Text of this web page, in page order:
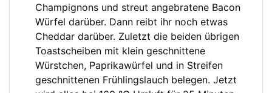
Champignons und streut angebratene Bacon
Würfel darüber. Dann reibt ihr noch etwas
Cheddar darüber. Zuletzt die beiden übrigen
Toastscheiben mit klein geschnittene
Würstchen, Paprikawürfel und in Streifen
geschnittenen Frühlingslauch belegen. Jetzt